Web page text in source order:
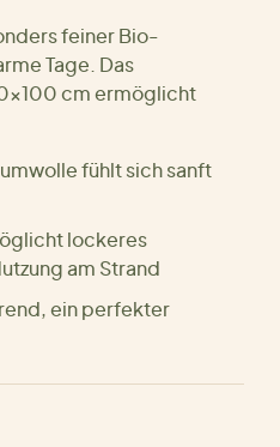
feiner Bio-
Tage. Das
cm ermöglicht
fühlt sich sanft
lockeres
am Strand
ein perfekter